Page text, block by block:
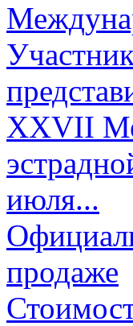
XXVII
июля...
продаже